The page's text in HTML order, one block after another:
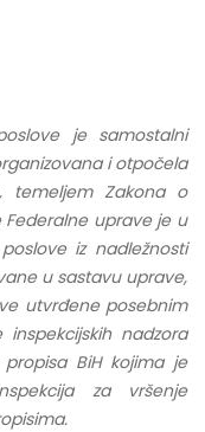
je samostalni
i otpočela
temeljem Zakona o
Federalne uprave je u
iz nadležnosti
u sastavu uprave,
utvrđene posebnim
nadzora
BiH kojima je
za vršenje